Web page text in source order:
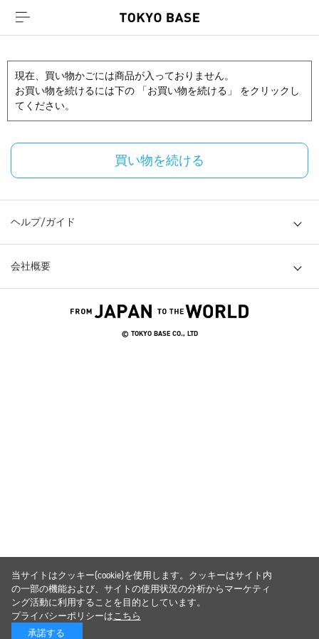
現在、買い物かごには商品が入っておりません。
お買い物を続けるには下の 「お買い物を続ける」 をクリックし
てください。
買い物を続ける
ヘルプ/ガイド
会社概要
© TOKYO BASE CO., LTD
当サイトはクッキー(cookie)を使用します。クッキーはサイト内
の一部の機能および、サイトの使用状況の分析からマーケティ
ング活動に利用することを目的としています。
プライバシーポリシーはこちら
承諾する